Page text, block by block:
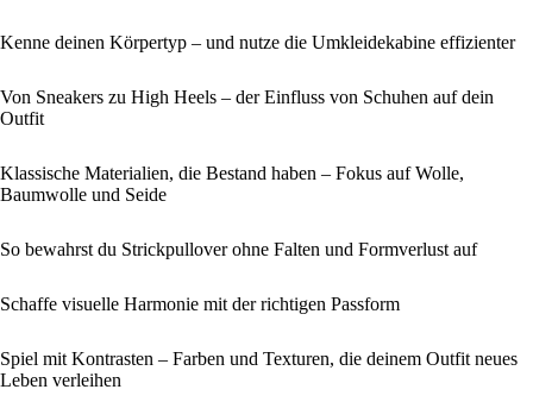
Kenne deinen Körpertyp – und nutze die Umkleidekabine effizienter
Von Sneakers zu High Heels – der Einfluss von Schuhen auf dein
Outfit
Klassische Materialien, die Bestand haben – Fokus auf Wolle,
Baumwolle und Seide
So bewahrst du Strickpullover ohne Falten und Formverlust auf
Schaffe visuelle Harmonie mit der richtigen Passform
Spiel mit Kontrasten – Farben und Texturen, die deinem Outfit neues
Leben verleihen